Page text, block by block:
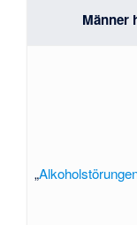
Männer
„